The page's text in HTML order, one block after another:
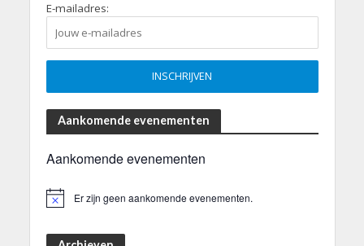
E-mailadres:
Aankomende evenementen
Aankomende evenementen
Er zijn geen aankomende evenementen.